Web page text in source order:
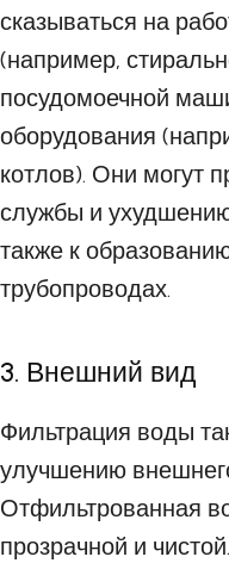
сказываться на
(например,
посудомоечной
оборудования
котлов). Они могут
службы и
также к
трубопроводах.
3. Внешний вид
Фильтрация воды
улучшению
Отфильтрованная
прозрачной и